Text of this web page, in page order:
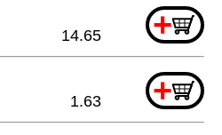
+
14.65
+
1.63